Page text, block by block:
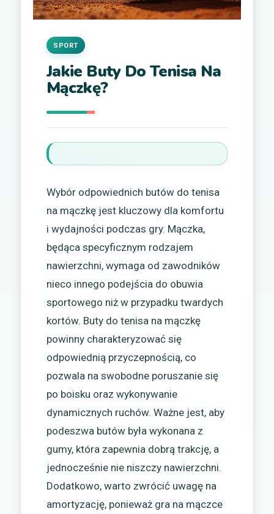
Jakie Buty Do Tenisa Na
Mączkę?
SPORT
Wybór odpowiednich butów do tenisa
na mączkę jest kluczowy dla komfortu
i wydajności podczas gry. Mączka,
będąca specyficznym rodzajem
nawierzchni, wymaga od zawodników
nieco innego podejścia do obuwia
sportowego niż w przypadku twardych
kortów. Buty do tenisa na mączkę
powinny charakteryzować się
odpowiednią przyczepnością, co
pozwala na swobodne poruszanie się
po boisku oraz wykonywanie
dynamicznych ruchów. Ważne jest, aby
podeszwa butów była wykonana z
gumy, która zapewnia dobrą trakcję, a
jednocześnie nie niszczy nawierzchni.
Dodatkowo, warto zwrócić uwagę na
amortyzację, ponieważ gra na mączce